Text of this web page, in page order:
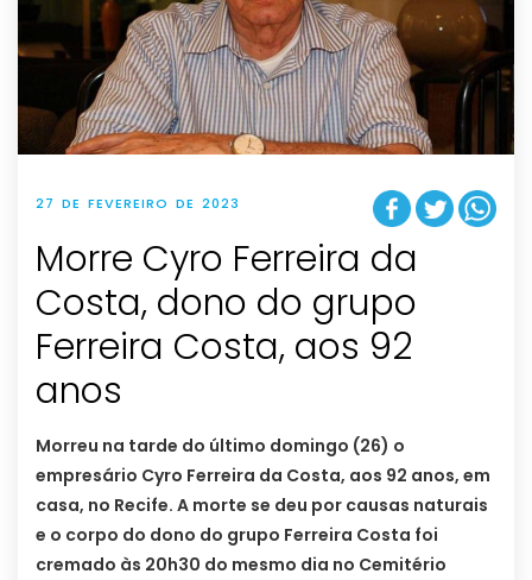
27 DE FEVEREIRO DE 2023
Morre Cyro Ferreira da
Costa, dono do grupo
Ferreira Costa, aos 92
anos
Morreu na tarde do último domingo (26) o
empresário Cyro Ferreira da Costa, aos 92 anos, em
casa, no Recife. A morte se deu por causas naturais
e o corpo do dono do grupo Ferreira Costa foi
cremado às 20h30 do mesmo dia no Cemitério